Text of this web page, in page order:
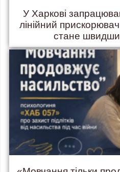
У Харкові
лінійний
стане